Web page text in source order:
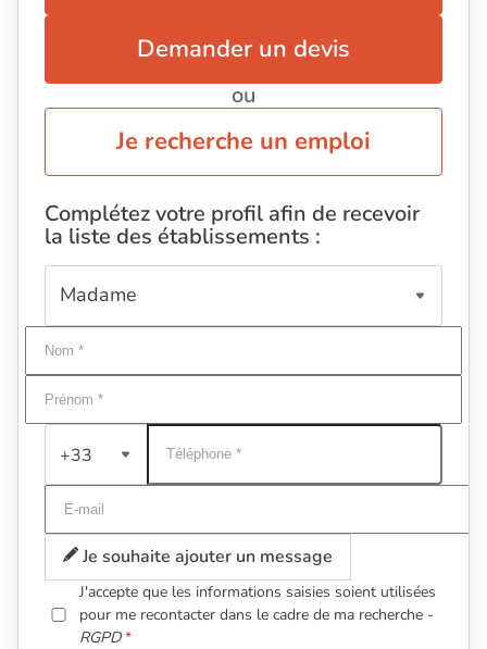
Demander un devis
ou
Je recherche un emploi
Complétez votre profil afin de recevoir
la liste des établissements :
+33
Je souhaite ajouter un message
J'accepte que les informations saisies soient utilisées
pour me recontacter dans le cadre de ma recherche -
RGPD